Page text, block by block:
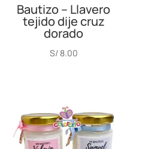
Bautizo – Llavero
tejido dije cruz
dorado
S/8.00